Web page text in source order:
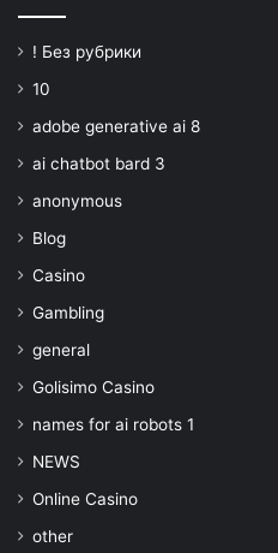
! Без рубрики
10
adobe generative ai 8
ai chatbot bard 3
anonymous
Blog
Casino
Gambling
general
Golisimo Casino
names for ai robots 1
NEWS
Online Casino
other